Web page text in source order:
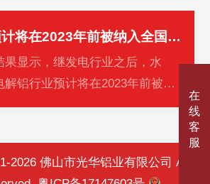
发布会在上交所交易…
电解铝行业预计将在2023年前被纳入全国碳市场
果显示，继发电行业之后，水
解铝行业预计将在2023年前被纳
全国碳市场的碳价也将会稳步上
2026 佛山市光华铝业有限公司 All
在
线
客
服